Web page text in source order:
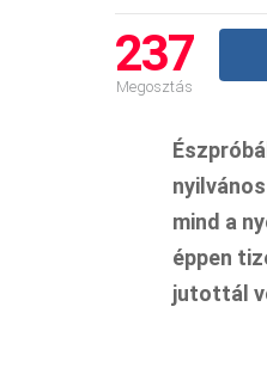
237
Megosztás
mind a
éppen
jutottál